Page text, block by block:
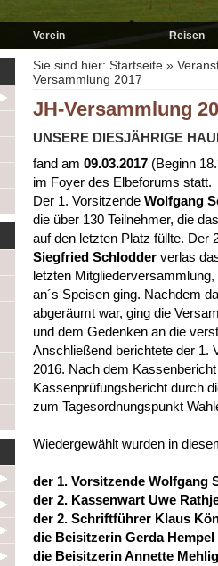
Verein
Datenschutzerklärung
Das Trägerkorps
Vereins-Chronik
Satzung
Anmeldeformular
Allerlei
Reisen
Reisen 2025
Reisen 2023
Reisen 2022
Reisen 2019
Reisen 2018
Reisen 2017
Reisen 2016
Sie sind hier: Startseite »
Versammlung 2017
JH-Versammlung
UNSERE DIESJÄHRIGE
fand am 09.03.2017 (Beginn
im Foyer des Elbeforums statt.
Der 1. Vorsitzende Wolfgang
die über 130 Teilnehmer, die
auf den letzten Platz füllte. Der
Siegfried Schlodder verlas
letzten
an´s Speisen ging. Nachdem
abgeräumt war, ging die
und dem Gedenken an die
Anschließend berichtete der 1.
2016. Nach dem
Kassenprüfungsbericht durch
zum Tagesordnungspunkt
Wiedergewählt wurden in
der 1. Vorsitzende Wolfgang
der 2. Kassenwart Uwe
der 2. Schriftführer Klaus
die Beisitzerin Gerda Hempel
die Beisitzerin Annette Mehlig